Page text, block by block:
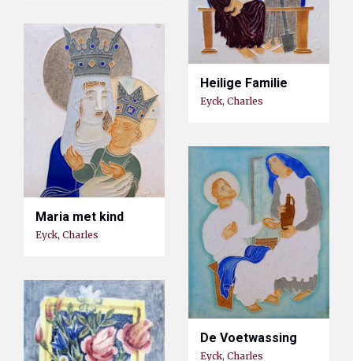
Heilige Familie
Eyck, Charles
Maria met kind
Eyck, Charles
De Voetwassing
Eyck, Charles